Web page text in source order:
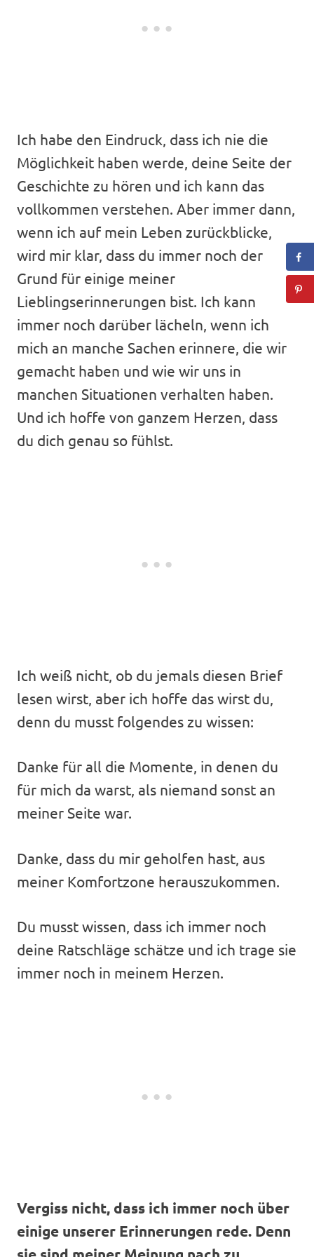
Ich habe den Eindruck, dass ich nie die
Möglichkeit haben werde, deine Seite der
Geschichte zu hören und ich kann das
vollkommen verstehen. Aber immer dann,
wenn ich auf mein Leben zurückblicke,
wird mir klar, dass du immer noch der
Grund für einige meiner
Lieblingserinnerungen bist. Ich kann
immer noch darüber lächeln, wenn ich
mich an manche Sachen erinnere, die wir
gemacht haben und wie wir uns in
manchen Situationen verhalten haben.
Und ich hoffe von ganzem Herzen, dass
du dich genau so fühlst.
Ich weiß nicht, ob du jemals diesen Brief
lesen wirst, aber ich hoffe das wirst du,
denn du musst folgendes zu wissen:
Danke für all die Momente, in denen du
für mich da warst, als niemand sonst an
meiner Seite war.
Danke, dass du mir geholfen hast, aus
meiner Komfortzone herauszukommen.
Du musst wissen, dass ich immer noch
deine Ratschläge schätze und ich trage sie
immer noch in meinem Herzen.
Vergiss nicht, dass ich immer noch über
einige unserer Erinnerungen rede. Denn